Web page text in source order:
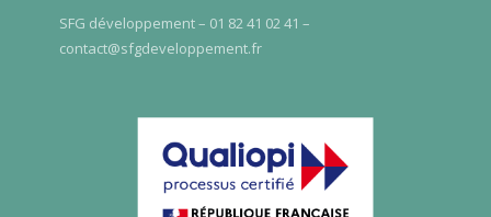
SFG développement – 01 82 41 02 41 –
contact@sfgdeveloppement.fr